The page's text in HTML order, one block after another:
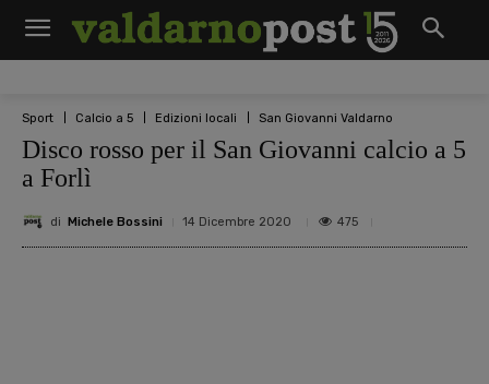
Sport Calcio a 5 Edizioni locali San Giovanni Valdarno
Disco rosso per il San Giovanni calcio a 5
a Forlì
di Michele Bossini 14 Dicembre 2020 475